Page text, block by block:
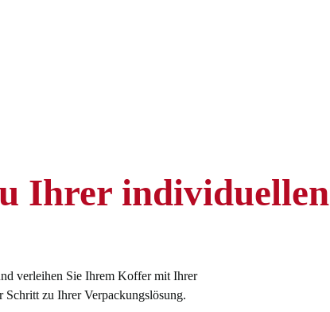
Ihrer individuellen
verleihen Sie Ihrem Koffer mit Ihrer
zu Ihrer Verpackungslösung.